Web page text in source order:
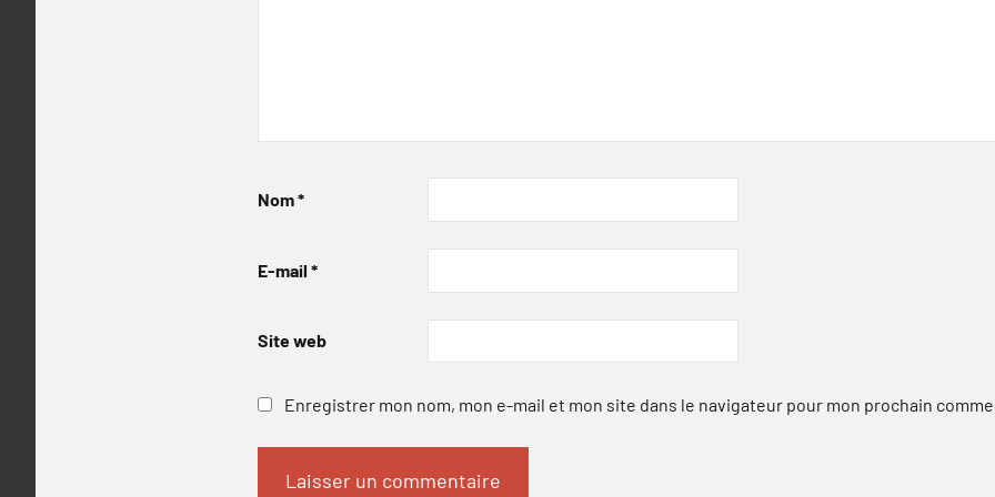
Nom*
E-mail *
Site web
Enregistrer mon nom, mon e-mail et mon site dans le navigateur pour mon prochain